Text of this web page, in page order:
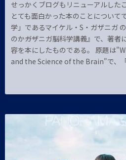
せっかくブログもリニューアルした
とても面白かった本のことについて
学」であるマイケル・S・ガザニガ
のか――ガザニガ脳科学講義』で、著
容を本にしたものである。 原題は
and the Science of the Brain"で、